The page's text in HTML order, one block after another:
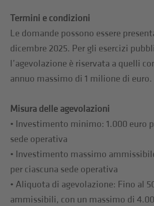
Termini e condizioni
Le domande possono essere
dicembre 2025. Per gli esercizi
l’agevolazione è riservata a quelli
annuo massimo di 1 milione di euro.
Misura delle agevolazioni
• Investimento minimo: 1.000 euro
sede operativa
• Investimento massimo
per ciascuna sede operativa
• Aliquota di agevolazione: Fino al
ammissibili, con un massimo di